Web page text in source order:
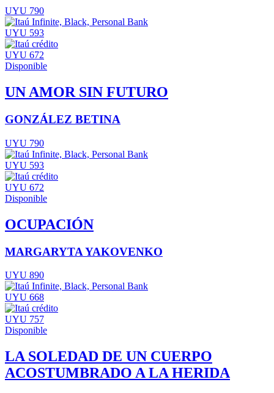
UYU 790
UYU 593
UYU 672
Disponible
UN AMOR SIN FUTURO
GONZÁLEZ BETINA
UYU 790
UYU 593
UYU 672
Disponible
OCUPACIÓN
MARGARYTA YAKOVENKO
UYU 890
UYU 668
UYU 757
Disponible
LA SOLEDAD DE UN CUERPO
ACOSTUMBRADO A LA HERIDA